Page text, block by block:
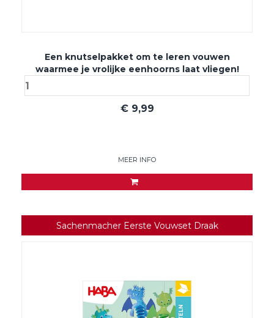
Een knutselpakket om te leren vouwen
waarmee je vrolijke eenhoorns laat vliegen!
€ 9,99
MEER INFO
Sachenmacher Eerste Vouwset Draak